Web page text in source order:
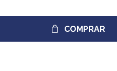
COMPRAR